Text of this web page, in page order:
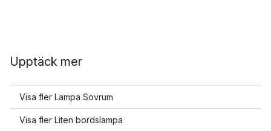
Upptäck mer
Visa fler Lampa Sovrum
Visa fler Liten bordslampa